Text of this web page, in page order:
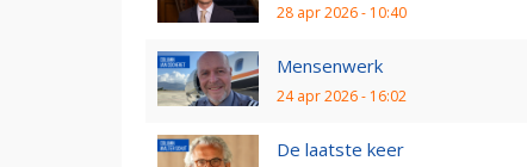
28 apr 2026 - 10:40
Mensenwerk
24 apr 2026 - 16:02
De laatste keer